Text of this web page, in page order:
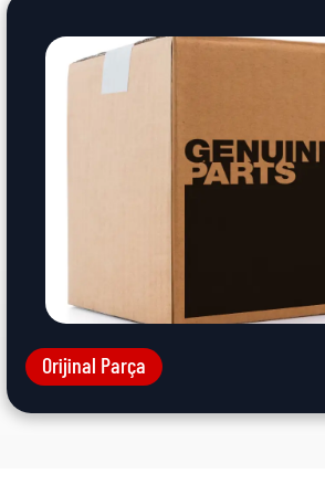
Orijinal Parça